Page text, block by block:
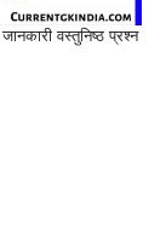
वस्तुनिष्ठ प्रश्न